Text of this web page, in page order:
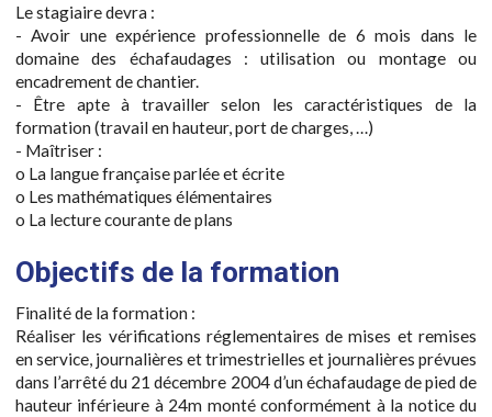
Le stagiaire devra :
- Avoir une expérience professionnelle de 6 mois dans le
domaine des échafaudages : utilisation ou montage ou
encadrement de chantier.
- Être apte à travailler selon les caractéristiques de la
formation (travail en hauteur, port de charges, …)
- Maîtriser :
o La langue française parlée et écrite
o Les mathématiques élémentaires
o La lecture courante de plans
Objectifs de la formation
Finalité de la formation :
Réaliser les vérifications réglementaires de mises et remises
en service, journalières et trimestrielles et journalières prévues
dans l’arrêté du 21 décembre 2004 d’un échafaudage de pied de
hauteur inférieure à 24m monté conformément à la notice du